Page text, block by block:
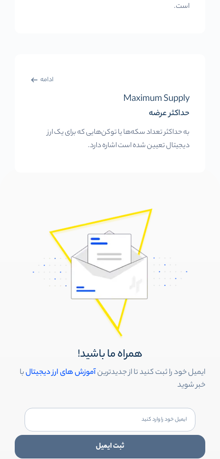
است.
ادامه
Maximum Supply
حداکثر عرضه
به حداکثر تعداد سکه‌ها یا توکن‌هایی که برای یک ارز
دیجیتال تعیین شده است اشاره دارد.
همراه ما باشید!
ایمیل خود را ثبت کنید تا از جدیدترینآموزش های ارز دیجیتالبا
خبر شوید
ثبت ایمیل